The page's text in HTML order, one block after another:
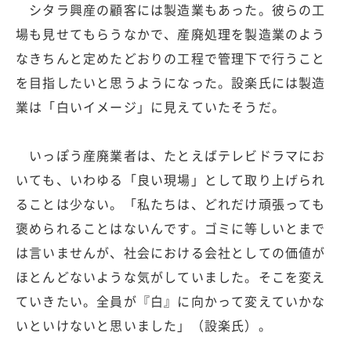
シタラ興産の顧客には製造業もあった。彼らの工
場も見せてもらうなかで、産廃処理を製造業のよう
なきちんと定めたどおりの工程で管理下で行うこと
を目指したいと思うようになった。設楽氏には製造
業は「白いイメージ」に見えていたそうだ。
いっぽう産廃業者は、たとえばテレビドラマにお
いても、いわゆる「良い現場」として取り上げられ
ることは少ない。「私たちは、どれだけ頑張っても
褒められることはないんです。ゴミに等しいとまで
は言いませんが、社会における会社としての価値が
ほとんどないような気がしていました。そこを変え
ていきたい。全員が『白』に向かって変えていかな
いといけないと思いました」（設楽氏）。